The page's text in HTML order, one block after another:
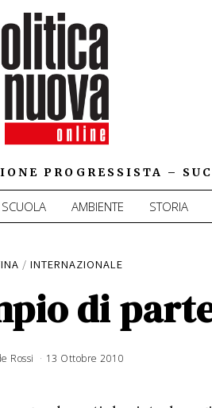
PROGRESSISTA –
AMBIENTE STORIA
/ INTERNAZIONALE
di
Rossi 13 Ottobre 2010